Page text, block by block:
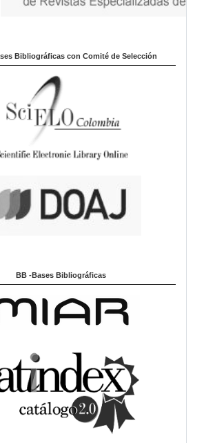
Bibliográficas con Comité de Selección
BB -Bases Bibliográficas